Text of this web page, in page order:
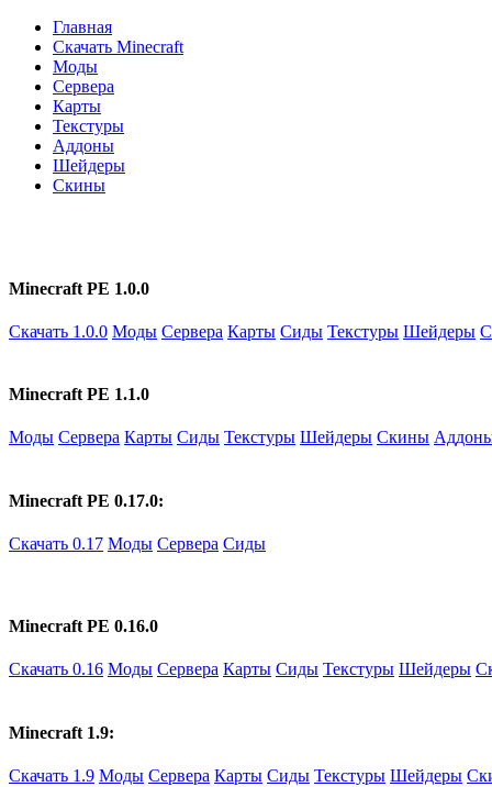
Главная
Скачать Minecraft
Моды
Сервера
Карты
Текстуры
Аддоны
Шейдеры
Скины
Minecraft PE 1.0.0
Скачать 1.0.0 Моды Сервера Карты Сиды Текстуры Шейдеры
Minecraft PE 1.1.0
Моды Сервера Карты Сиды Текстуры Шейдеры Скины
Minecraft PE 0.17.0:
Скачать 0.17 Моды Сервера Сиды
Minecraft PE 0.16.0
Скачать 0.16 Моды Сервера Карты Сиды Текстуры Шейдеры
Minecraft 1.9:
Скачать 1.9 Моды Сервера Карты Сиды Текстуры Шейдеры